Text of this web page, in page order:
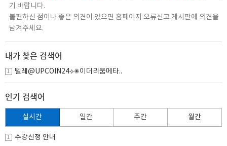
기 바랍니다.
불편하신 점이나 좋은 의견이 있으면 홈페이지 오류신고 게시판에 의견을
남겨주세요.
내가 찾은 검색어
1 텔레@UPCOIN24⟡✺이더리움메타..
인기 검색어
실시간 일간 주간 월간
1 수강신청 안내